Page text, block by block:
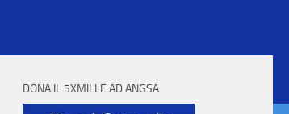
DONA IL 5XMILLE AD ANGSA